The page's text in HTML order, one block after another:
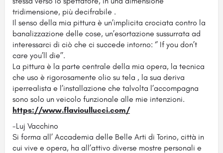
tridimensione, più decifrabile .
Il senso della mia pittura è un’implicita crociata contro la
banalizzazione delle cose, un’esortazione sussurrata ad
interessarci di ciò che ci succede intorno: ‘’ If you don’t
care you’ll die’’.
La pittura è la parte centrale della mia opera, la tecnica
che uso è rigorosamente olio su tela , la sua deriva
iperrealista e l’installazione che talvolta l’accompagna
sono solo un veicolo funzionale alle mie intenzioni.
https://www.flavioullucci.com/
-Luj Vacchino
Si forma all’ Accademia delle Belle Arti di Torino, città in
cui vive e opera, ha all’attivo diverse mostre personali e